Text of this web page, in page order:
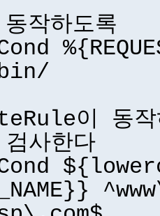
작하도록
이 동작
사한다